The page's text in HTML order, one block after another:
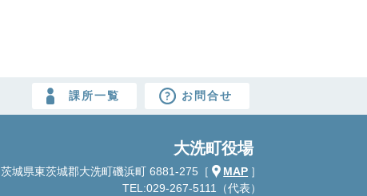
課所一覧 お問合せ
大洗町役場
茨城県東茨城郡大洗町磯浜町 6881-275 ［ MAP ］
TEL:029-267-5111（代表）